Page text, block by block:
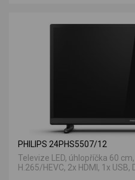
PHILIPS 24PHS5507/12
Televize LED, úhlopříčka 60
H.265/HEVC, 2x HDMI, 1x